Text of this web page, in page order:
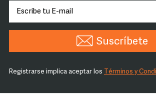
Suscríbete
Registrarse implica aceptar los Términos y